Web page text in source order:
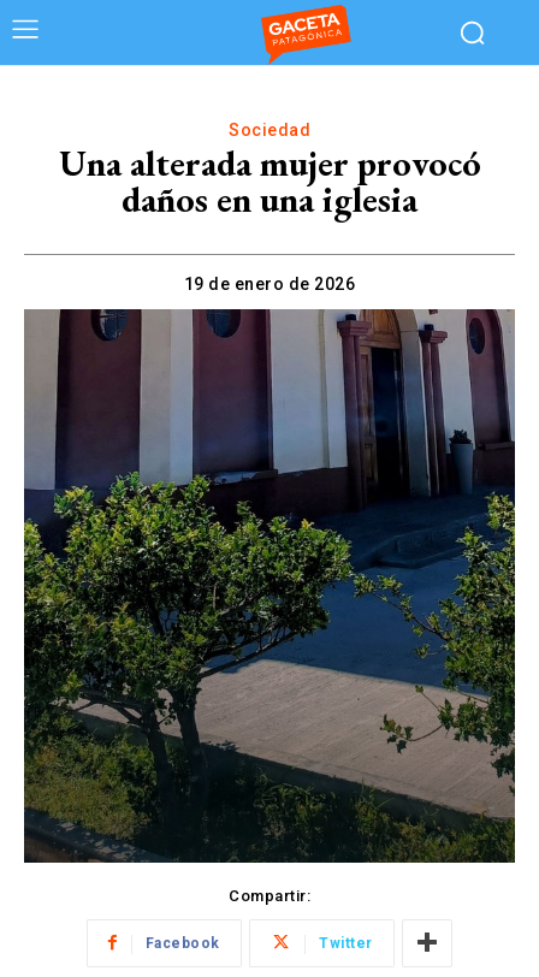
Sociedad
Una alterada mujer provocó
daños en una iglesia
19 de enero de 2026
Compartir:
Facebook Twitter